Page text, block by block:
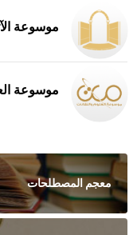
موسوعة
موسوعة
معجم المصطلحات